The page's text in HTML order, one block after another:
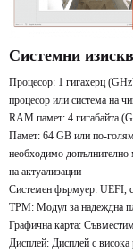
Системни
Процесор: 1 гигахерц
процесор или система на
RAM памет: 4 гигабайта
Памет: 64 GB или по-
необходимо допълнително
на актуализации
Системен фърмуер: UEFI,
TPM: Модул за надеждна
Графична карта:
Дисплей: Дисплей с висока